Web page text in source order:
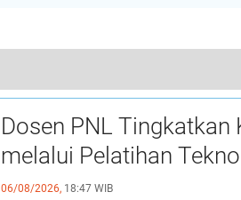
Dosen PNL Tingkatkan
melalui Pelatihan
06/08/2026, 18:47 WIB